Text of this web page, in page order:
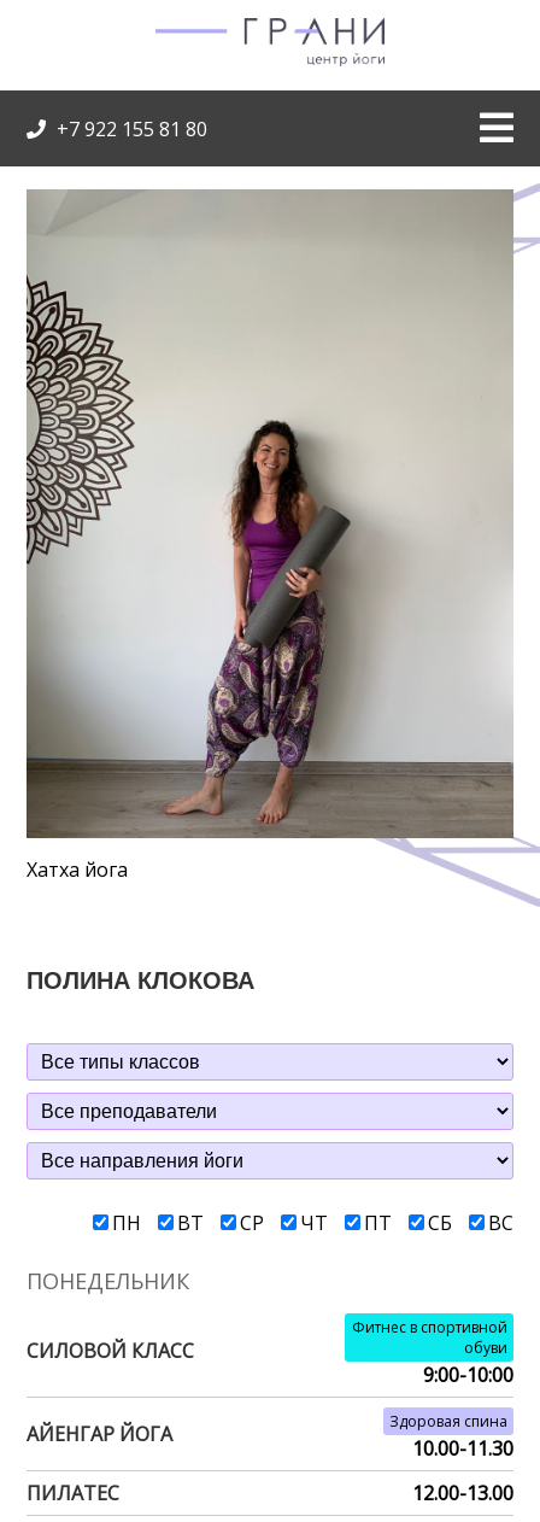
+7 922 155 81 80
Хатха йога
ПОЛИНА КЛОКОВА
ПН ВТ СР ЧТ ПТ СБ ВС
ПОНЕДЕЛЬНИК
СИЛОВОЙ КЛАСС
Фитнес в спортивной
обуви
9:00-10:00
АЙЕНГАР ЙОГА Здоровая спина
10.00-11.30
ПИЛАТЕС
12.00-13.00